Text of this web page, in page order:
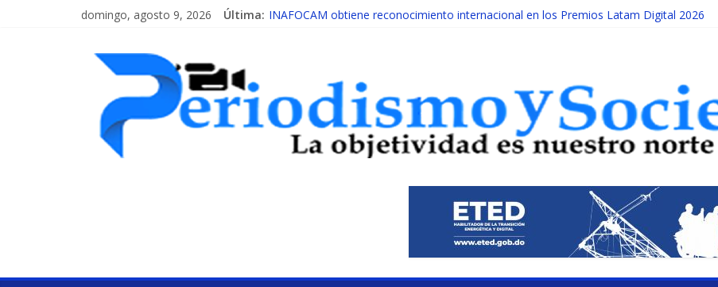
domingo, agosto 9, 2026 Última: INAFOCAM obtiene reconocimiento internacional en los Premios Latam Digital 2026
MESCyT presenta calendario de Consulta Nacional por la Educación